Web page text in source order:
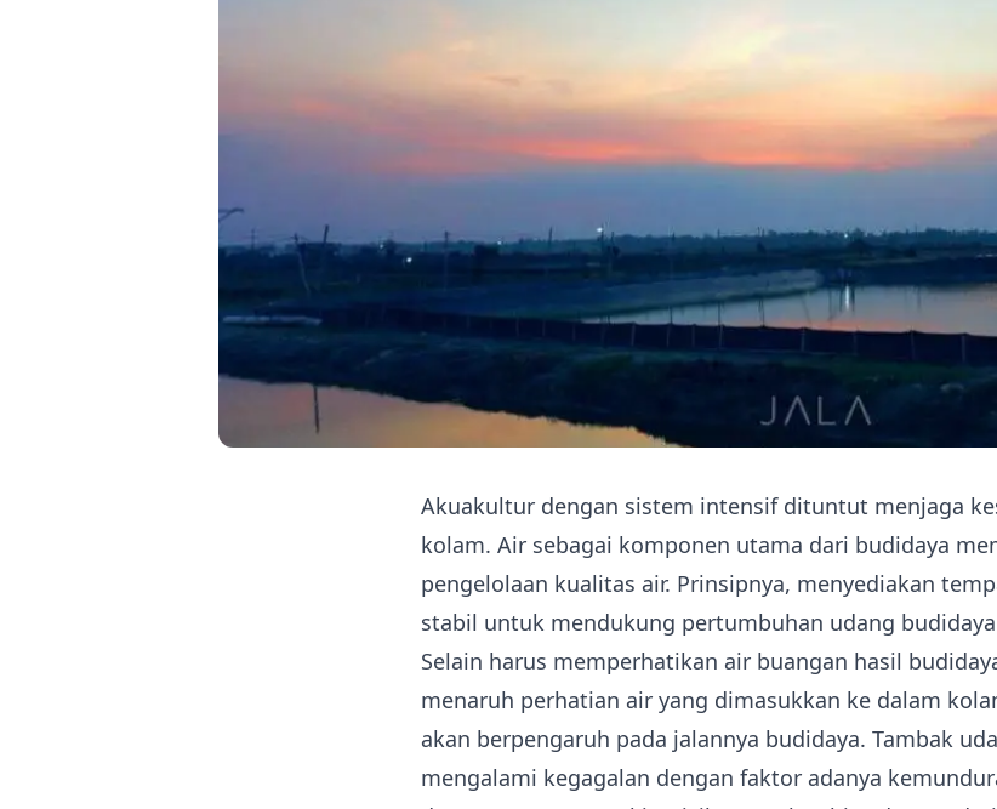
Akuakultur dengan sistem intensif dituntut menjaga
kolam. Air sebagai komponen utama dari budidaya
pengelolaan kualitas air. Prinsipnya, menyediakan
stabil untuk mendukung pertumbuhan udang
Selain harus memperhatikan air buangan hasil
menaruh perhatian air yang dimasukkan ke dalam
akan berpengaruh pada jalannya budidaya. Tambak
mengalami kegagalan dengan faktor adanya